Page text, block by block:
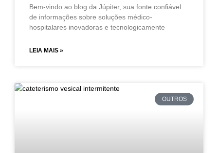
Bem-vindo ao blog da Júpiter, sua fonte confiável
de informações sobre soluções médico-
hospitalares inovadoras e tecnologicamente
LEIA MAIS »
OUTROS